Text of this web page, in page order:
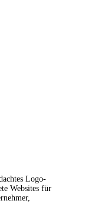
Logo-
Websites für